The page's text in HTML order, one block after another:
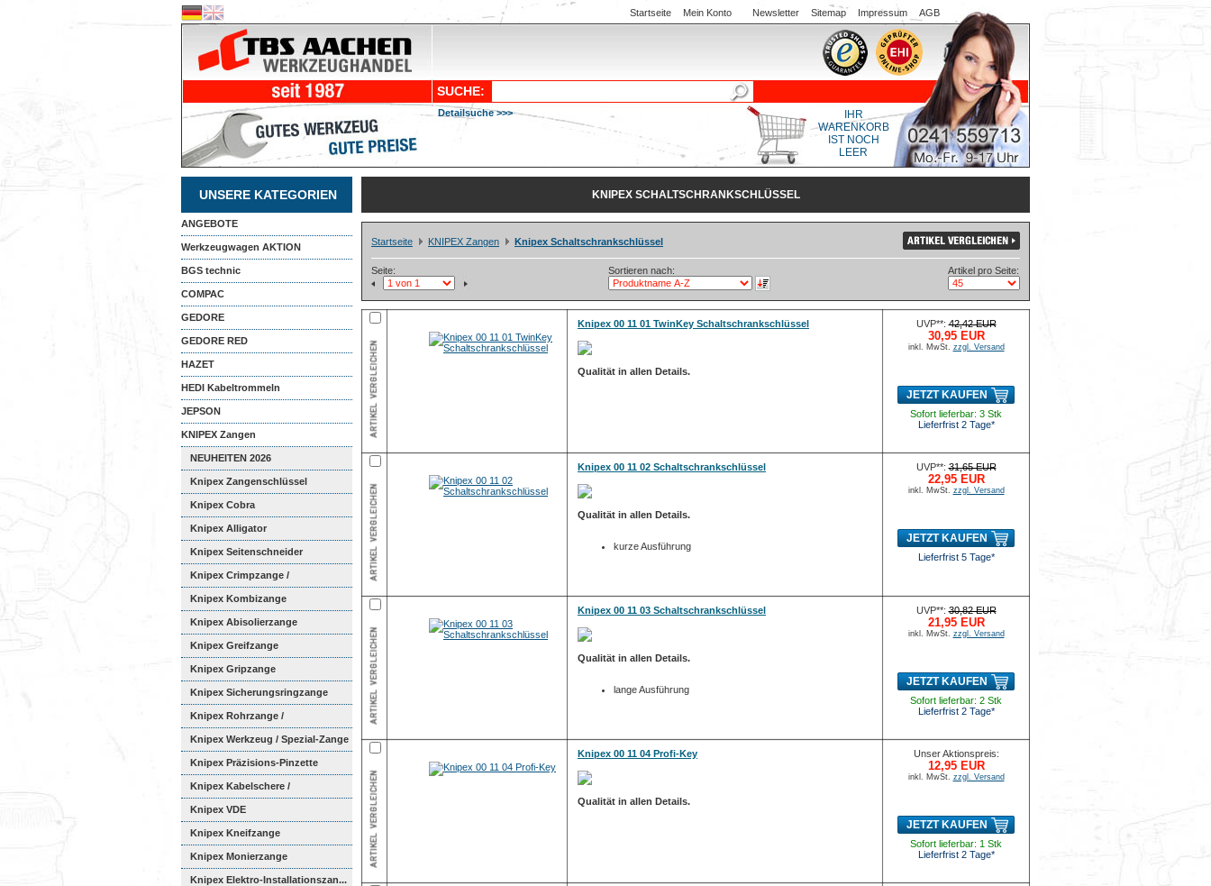
Startseite Mein Konto Newsletter Sitemap Impressum AGB
SUCHE:
Detailsuche >>>
IHR
WARENKORB
IST NOCH
LEER
UNSERE KATEGORIEN
ANGEBOTE
Werkzeugwagen AKTION
BGS technic
COMPAC
GEDORE
GEDORE RED
HAZET
HEDI Kabeltrommeln
JEPSON
KNIPEX Zangen
NEUHEITEN 2026
Knipex Zangenschlüssel
Knipex Cobra
Knipex Alligator
Knipex Seitenschneider
Knipex Crimpzange /
Aderendhüls...
Knipex Kombizange
Knipex Abisolierzange
Knipex Greifzange
Knipex Gripzange
Knipex Sicherungsringzange
Knipex Rohrzange /
Wasserpumpen...
Knipex Werkzeug / Spezial-Zange
Knipex Präzisions-Pinzette
Knipex Kabelschere /
Kombischer...
Knipex VDE
Knipex Kneifzange
Knipex Monierzange
Knipex Elektro-Installationszan...
KNIPEX SCHALTSCHRANKSCHLÜSSEL
Startseite KNIPEX Zangen Knipex Schaltschrankschlüssel
Seite: Sortieren nach: Artikel pro Seite:
Knipex 00 11 01 TwinKey Schaltschrankschlüssel
Qualität in allen Details.
UVP**:42,42 EUR
30,95 EUR
inkl. MwSt. zzgl. Versand
JETZT KAUFEN
Sofort lieferbar: 3 Stk
Lieferfrist 2 Tage*
Knipex 00 11 02 Schaltschrankschlüssel
Qualität in allen Details.
kurze Ausführung
UVP**:31,65 EUR
22,95 EUR
inkl. MwSt. zzgl. Versand
JETZT KAUFEN
Lieferfrist 5 Tage*
Knipex 00 11 03 Schaltschrankschlüssel
Qualität in allen Details.
lange Ausführung
UVP**:30,82 EUR
21,95 EUR
inkl. MwSt. zzgl. Versand
JETZT KAUFEN
Sofort lieferbar: 2 Stk
Lieferfrist 2 Tage*
Knipex 00 11 04 Profi-Key
Qualität in allen Details.
Unser Aktionspreis:
12,95 EUR
inkl. MwSt. zzgl. Versand
JETZT KAUFEN
Sofort lieferbar: 1 Stk
Lieferfrist 2 Tage*